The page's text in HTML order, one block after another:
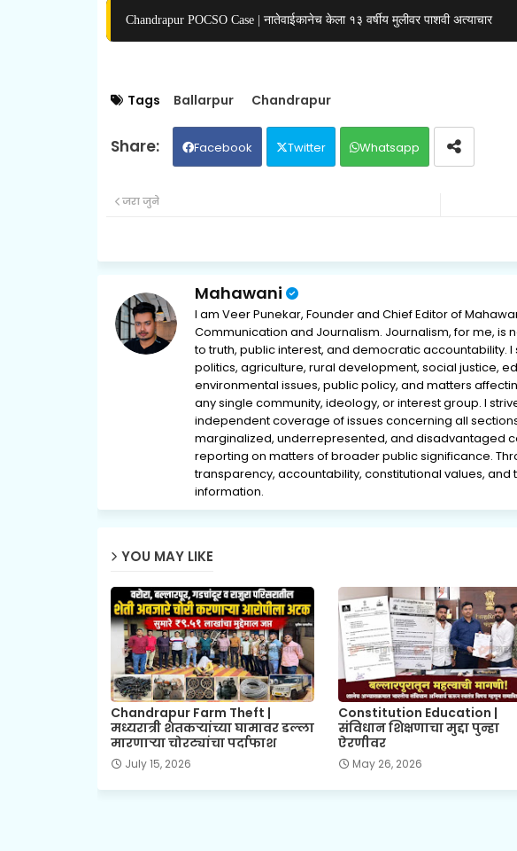
Chandrapur POCSO Case | नातेवाईकानेच केला १३ वर्षीय मुलीवर पाशवी अत्याचार
Tags Ballarpur Chandrapur
Facebook Twitter Whatsapp
जरा जुने
Mahawani
I am Veer Punekar, Founder and Chief Editor of
Communication and Journalism. Journalism, for me,
to truth, public interest, and democratic accountability.
politics, agriculture, rural development, social justice,
environmental issues, public policy, and matters
any single community, ideology, or interest group. I
independent coverage of issues concerning all
marginalized, underrepresented, and disadvantaged
reporting on matters of broader public significance.
transparency, accountability, constitutional values,
information.
YOU MAY LIKE
Chandrapur Farm Theft |
मध्यरात्री शेतकऱ्यांच्या घामावर डल्ला
मारणाऱ्या चोरट्यांचा पर्दाफाश
July 15, 2026
Constitution Education |
संविधान शिक्षणाचा मुद्दा पुन्हा
ऐरणीवर
May 26, 2026